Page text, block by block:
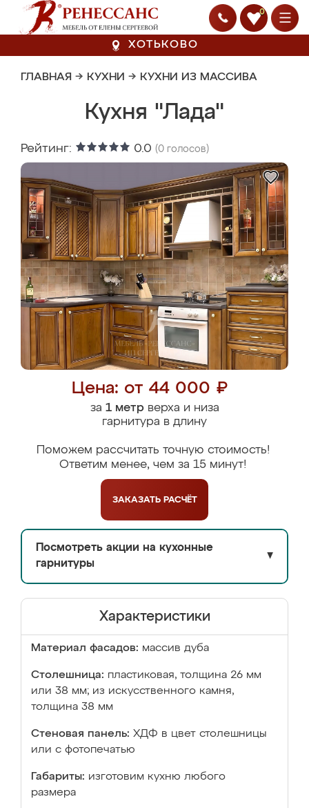
0
ХОТЬКОВО
ГЛАВНАЯ → КУХНИ → КУХНИ ИЗ МАССИВА
Кухня "Лада"
Рейтинг: 0.0 (0 голосов)
Цена: от 44 000 ₽
за 1 метрверха и низа
гарнитура в длину
Поможем рассчитать точную стоимость!
Ответим менее, чем за 15 минут!
ЗАКАЗАТЬ РАСЧЁТ
Посмотреть акции на кухонные
гарнитуры
▼
Характеристики
Материал фасадов: массив дуба
Столешница: пластиковая, толщина 26 мм
или 38 мм; из искусственного камня,
толщина 38 мм
Стеновая панель: ХДФ в цвет столешницы
или с фотопечатью
Габариты: изготовим кухню любого
размера